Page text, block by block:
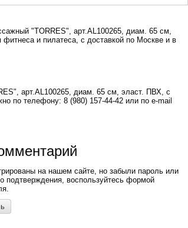
"TORRES", арт.AL100265, диам. 65 см,
и пилатеса, с доставкой по Москве и в
арт.AL100265, диам. 65 см, эласт. ПВХ, с
по телефону: 8 (980) 157-44-42 или по e-mail
на нашем сайте, но забыли пароль или
подтверждения, воспользуйтесь формой